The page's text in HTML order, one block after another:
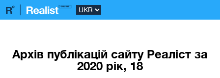
Архів публікацій сайту Реаліст за
2020 рік, 18